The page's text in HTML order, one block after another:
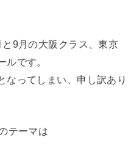
9月の大阪クラス、東京
ルです。
なってしまい、申し訳あり
テーマは